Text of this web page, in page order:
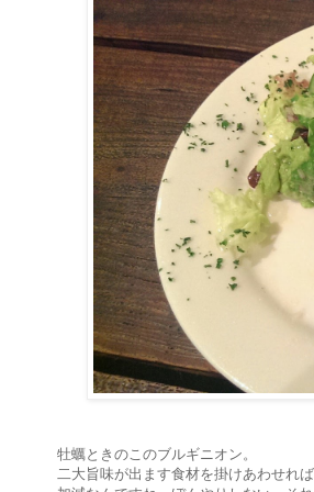
牡蠣ときのこのブルギニオン。
二大旨味が出ます食材を掛けあわせれ